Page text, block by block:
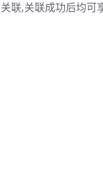
联,关联成功后均可